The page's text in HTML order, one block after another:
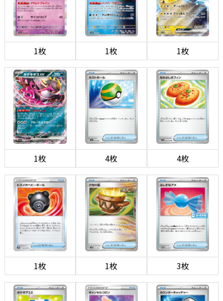
1枚 1枚 1枚
1枚 4枚 4枚
1枚 1枚 3枚